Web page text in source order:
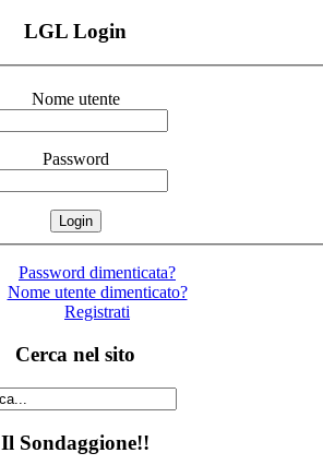
LGL Login
Nome utente
Password
Password dimenticata?
Nome utente dimenticato?
Registrati
Cerca nel sito
Il Sondaggione!!